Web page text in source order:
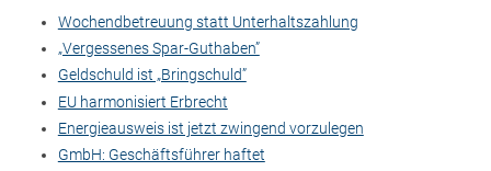
Schiedsgerichtsbarkeit
Skiunfälle in Österreich
Über uns
Wochendbetreuung statt Unterhaltszahlung
„Vergessenes Spar-Guthaben”
Geldschuld ist „Bringschuld”
EU harmonisiert Erbrecht
Energieausweis ist jetzt zwingend vorzulegen
GmbH: Geschäftsführer haftet